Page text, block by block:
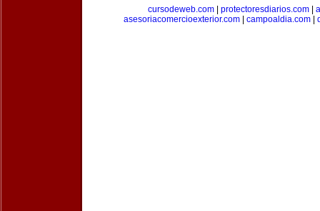
cursodeweb.com
protectoresdiarios.com
asesoriacomercioexterior.com
campoaldia.com